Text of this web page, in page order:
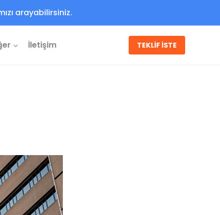
arayabilirsiniz.
İletişim TEKLİF İSTE